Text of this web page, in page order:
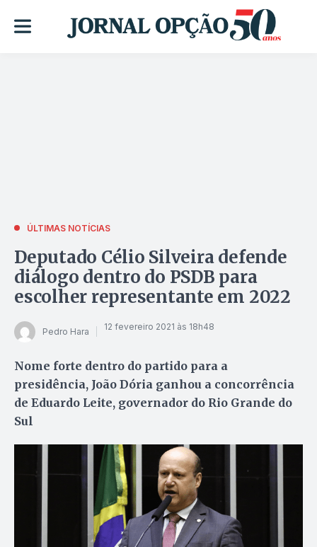
ÚLTIMAS NOTÍCIAS
Deputado Célio Silveira defende
diálogo dentro do PSDB para
escolher representante em 2022
Pedro Hara 12 fevereiro 2021 às 18h48
Nome forte dentro do partido para a
presidência, João Dória ganhou a concorrência
de Eduardo Leite, governador do Rio Grande do
Sul